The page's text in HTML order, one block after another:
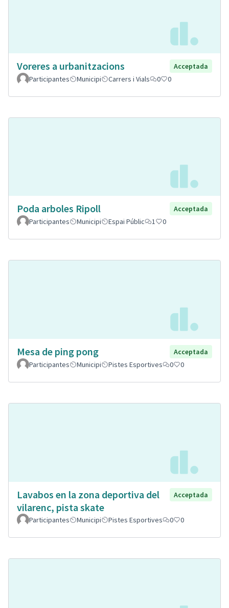
Voreres a urbanitzacions
Acceptada
Participantes
Municipi Carrers i Vials 0 0
Poda arboles Ripoll
Acceptada
Participantes
Municipi Espai Públic 1 0
Mesa de ping pong
Acceptada
Participantes
Municipi Pistes Esportives 0 0
Lavabos en la zona deportiva del
vilarenc, pista skate
Acceptada
Participantes Municipi Pistes Esportives 0 0